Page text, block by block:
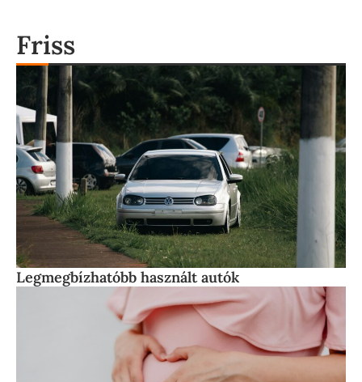
Friss
Legmegbízhatóbb használt autók